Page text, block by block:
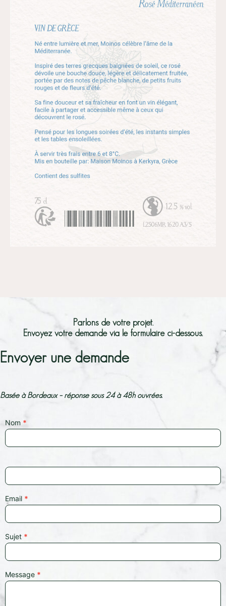
Parlons de votre projet.
Envoyez votre demande via le formulaire ci-dessous.
Envoyer une demande
Basée à Bordeaux – réponse sous 24 à 48h ouvrées.
Contact
Nom *
Email *
Sujet *
Message *